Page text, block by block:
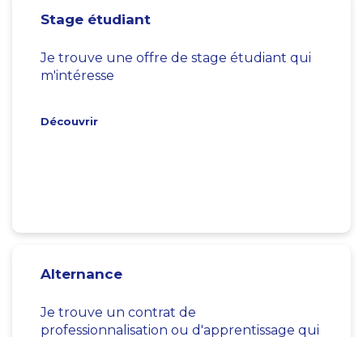
Stage étudiant
Je trouve une offre de stage étudiant qui
m'intéresse
Découvrir
Alternance
Je trouve un contrat de
professionnalisation ou d'apprentissage qui